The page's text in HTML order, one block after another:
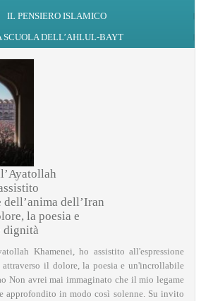
IL PENSIERO ISLAMICO
SCUOLA DELL’AHLUL-BAYT
dell’anima dell’Iran
la poesia e
dignità
Khamenei, ho assistito all'espressione
il dolore, la poesia e un'incrollabile
Non avrei mai immaginato che il mio legame
approfondito in modo così solenne. Su invito